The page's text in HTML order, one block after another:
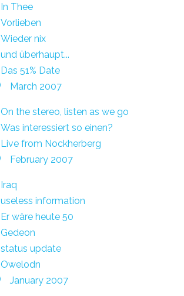
In Thee
Vorlieben
Wieder nix
und überhaupt...
Das 51% Date
March 2007
On the stereo, listen as we go
Was interessiert so einen?
Live from Nockherberg
February 2007
Iraq
useless information
Er wäre heute 50
Gedeon
status update
Owelodn
January 2007